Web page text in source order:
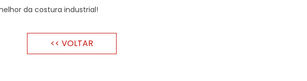
da costura industrial!
<< VOLTAR